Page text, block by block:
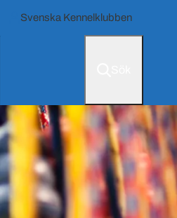
Svenska Kennelklubben